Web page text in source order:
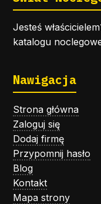
Jesteś
katalogu
Nawigacja
Strona główna
Zaloguj się
Dodaj firmę
Przypomnij hasło
Blog
Kontakt
Mapa strony